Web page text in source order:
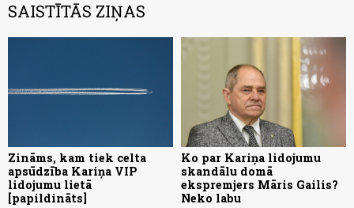
SAISTĪTĀS ZIŅAS
Zināms, kam tiek celta
apsūdzība Kariņa VIP
lidojumu lietā
[papildināts]
Ko par Kariņa lidojumu
skandālu domā
ekspremjers Māris Gailis?
Neko labu